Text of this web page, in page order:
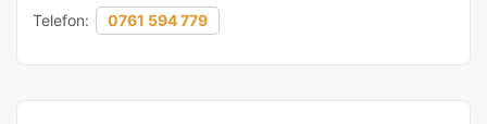
Telefon: 0761 594 779